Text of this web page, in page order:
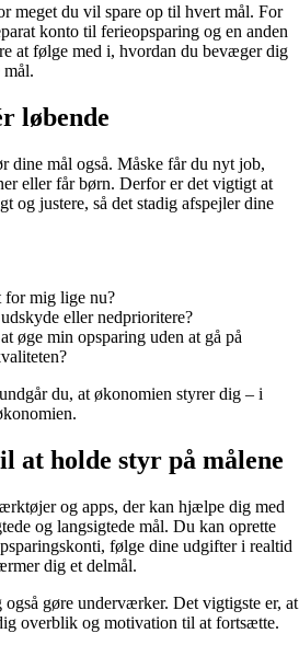
meget du vil spare op til hvert mål. For
konto til ferieopsparing og en anden
at følge med i, hvordan du bevæger dig
mål.
løbende
dine mål også. Måske får du nyt job,
eller får børn. Derfor er det vigtigt at
og justere, så det stadig afspejler dine
mig lige nu?
eller nedprioritere?
øge min opsparing uden at gå på
du, at økonomien styrer dig – i
holde styr på målene
og apps, der kan hjælpe dig med
og langsigtede mål. Du kan oprette
følge dine udgifter i realtid
dig et delmål.
gøre underværker. Det vigtigste er, at
overblik og motivation til at fortsætte.